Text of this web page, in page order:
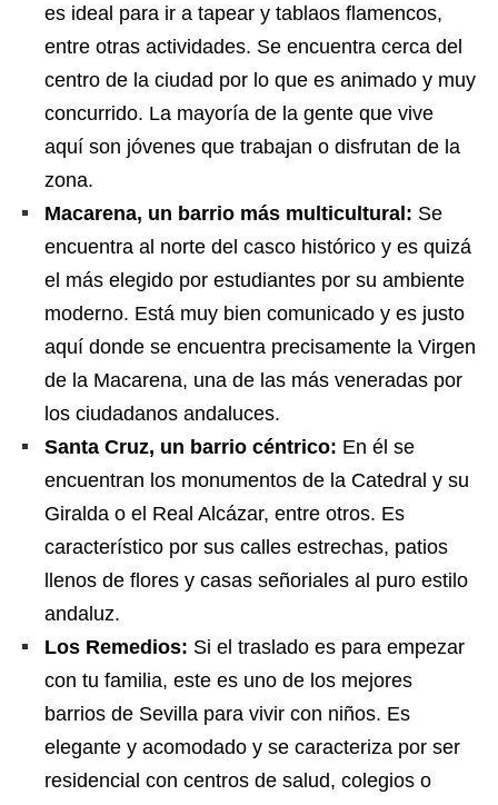
es ideal para ir a tapear y tablaos flamencos,
entre otras actividades. Se encuentra cerca del
centro de la ciudad por lo que es animado y muy
concurrido. La mayoría de la gente que vive
aquí son jóvenes que trabajan o disfrutan de la
zona.
Macarena, un barrio más multicultural: Se
encuentra al norte del casco histórico y es quizá
el más elegido por estudiantes por su ambiente
moderno. Está muy bien comunicado y es justo
aquí donde se encuentra precisamente la Virgen
de la Macarena, una de las más veneradas por
los ciudadanos andaluces.
Santa Cruz, un barrio céntrico: En él se
encuentran los monumentos de la Catedral y su
Giralda o el Real Alcázar, entre otros. Es
característico por sus calles estrechas, patios
llenos de flores y casas señoriales al puro estilo
andaluz.
Los Remedios: Si el traslado es para empezar
con tu familia, este es uno de los mejores
barrios de Sevilla para vivir con niños. Es
elegante y acomodado y se caracteriza por ser
residencial con centros de salud, colegios o